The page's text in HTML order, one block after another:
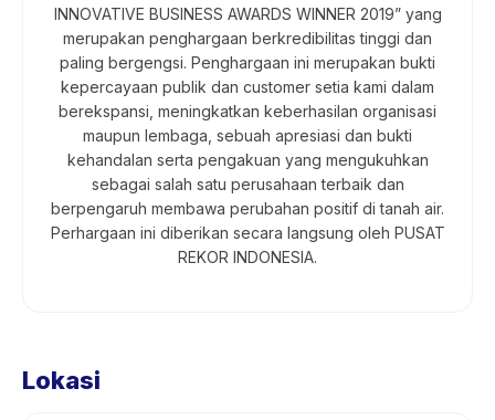
INNOVATIVE BUSINESS AWARDS WINNER 2019” yang
merupakan penghargaan berkredibilitas tinggi dan
paling bergengsi. Penghargaan ini merupakan bukti
kepercayaan publik dan customer setia kami dalam
berekspansi, meningkatkan keberhasilan organisasi
maupun lembaga, sebuah apresiasi dan bukti
kehandalan serta pengakuan yang mengukuhkan
sebagai salah satu perusahaan terbaik dan
berpengaruh membawa perubahan positif di tanah air.
Perhargaan ini diberikan secara langsung oleh PUSAT
REKOR INDONESIA.
Lokasi